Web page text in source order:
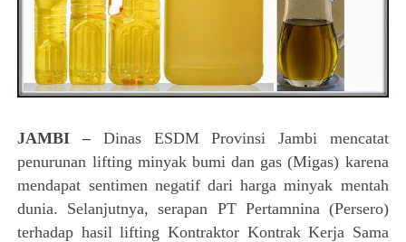
JAMBI – Dinas ESDM Provinsi Jambi mencatat
penurunan lifting minyak bumi dan gas (Migas) karena
mendapat sentimen negatif dari harga minyak mentah
dunia. Selanjutnya, serapan PT Pertamnina (Persero)
terhadap hasil lifting Kontraktor Kontrak Kerja Sama